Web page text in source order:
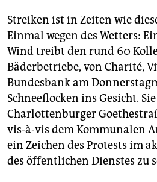
unterstützen
abo
genossenschaft
epaper login
Streiken ist in Zeiten wie
Einmal wegen des Wetters:
Wind treibt den rund 60
Bäderbetriebe, von Charité,
Bundesbank am
Schneeflocken ins Gesicht.
Charlottenburger
vis-à-vis dem Kommunalen
ein Zeichen des Protests im
des öffentlichen Dienstes zu